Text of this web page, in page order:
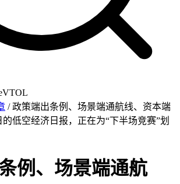
/ 政策端出条例、场景端通航线、资本端
低空经济日报，正在为“下半场竞赛”划
例、场景端通航